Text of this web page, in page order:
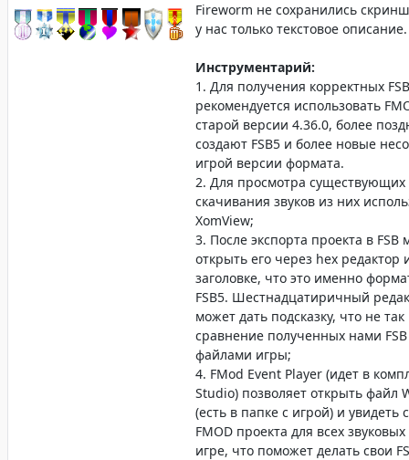
Fireworm не сохранились
у нас только текстовое описание.
Инструментарий:
1. Для получения корректных
рекомендуется использовать
старой версии 4.36.0, более
создают FSB5 и более новые
игрой версии формата.
2. Для просмотра существующих
скачивания звуков из них
XomView;
3. После экспорта проекта в FSB
открыть его через hex редактор
заголовке, что это именно
FSB5. Шестнадцатиричный
может дать подсказку, что не
сравнение полученных нами
файлами игры;
4. FMod Event Player (идет в
Studio) позволяет открыть файл
(есть в папке с игрой) и увидеть
FMOD проекта для всех
игре, что поможет делать свои